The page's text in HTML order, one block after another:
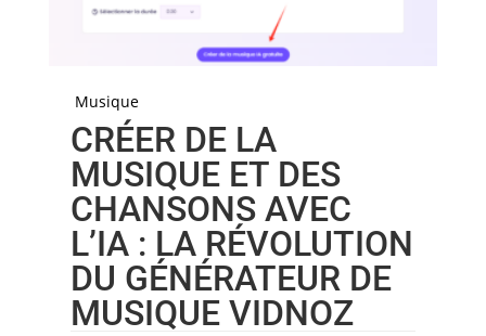
Musique
CRÉER DE LA
MUSIQUE ET DES
CHANSONS AVEC
L’IA : LA RÉVOLUTION
DU GÉNÉRATEUR DE
MUSIQUE VIDNOZ